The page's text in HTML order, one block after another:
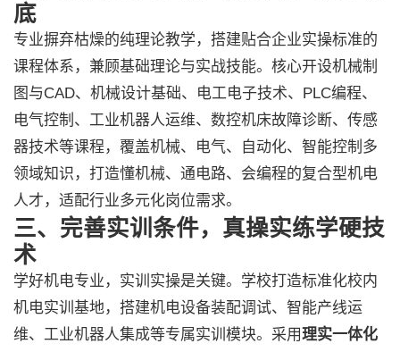
底
专业摒弃枯燥的纯理论教学，搭建贴合企业实操标准的
课程体系，兼顾基础理论与实战技能。核心开设机械制
图与CAD、机械设计基础、电工电子技术、PLC编程、
电气控制、工业机器人运维、数控机床故障诊断、传感
器技术等课程，覆盖机械、电气、自动化、智能控制多
领域知识，打造懂机械、通电路、会编程的复合型机电
人才，适配行业多元化岗位需求。
三、完善实训条件，真操实练学硬技
术
学好机电专业，实训实操是关键。学校打造标准化校内
机电实训基地，搭建机电设备装配调试、智能产线运
维、工业机器人集成等专属实训模块。采用理实一体化